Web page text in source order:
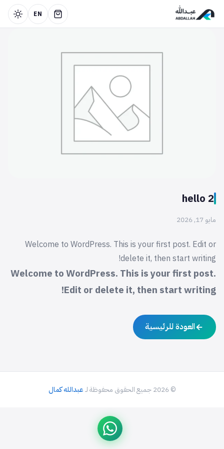
EN
hello 2
مايو 17, 2026
Welcome to WordPress. This is your first post. Edit or
delete it, then start writing!
Welcome to WordPress. This is your first post.
Edit or delete it, then start writing!
العودة للرئيسية
© 2026 جميع الحقوق محفوظة لـ عبدالله كمال